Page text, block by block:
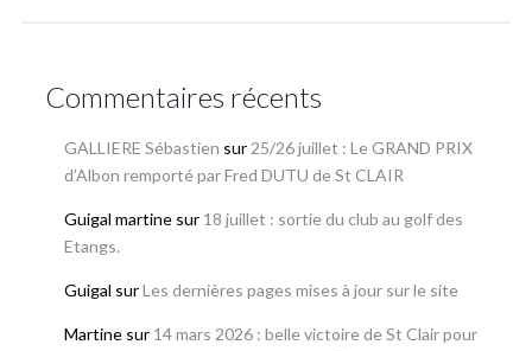
Commentaires récents
GALLIERE Sébastien sur 25/26 juillet : Le GRAND PRIX
d’Albon remporté par Fred DUTU de St CLAIR
Guigal martinesur 18 juillet : sortie du club au golf des
Etangs.
Guigal surLes dernières pages mises à jour sur le site
Martinesur 14 mars 2026 : belle victoire de St Clair pour